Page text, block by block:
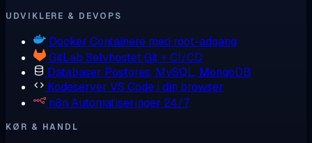
UDVIKLERE & DEVOPS
Docker Containere med root-adgang
GitLab Selvhostet Git + CI/CD
Databaser Postgres, MySQL, MongoDB
Kodeserver VS Code i din browser
n8n Automatiseringer 24/7
KØR & HANDL